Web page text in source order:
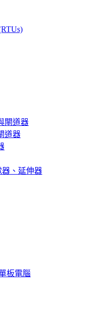
閘道器
道器
器、延伸器
板電腦